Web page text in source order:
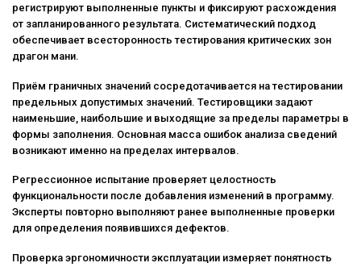
регистрируют выполненные пункты и фиксируют расхождения
от запланированного результата. Систематический подход
обеспечивает всесторонность тестирования критических зон
драгон мани.
Приём граничных значений сосредотачивается на тестировании
предельных допустимых значений. Тестировщики задают
наименьшие, наибольшие и выходящие за пределы параметры в
формы заполнения. Основная масса ошибок анализа сведений
возникают именно на пределах интервалов.
Регрессионное испытание проверяет целостность
функциональности после добавления изменений в программу.
Эксперты повторно выполняют ранее выполненные проверки
для определения появившихся дефектов.
Проверка эргономичности эксплуатации измеряет понятность